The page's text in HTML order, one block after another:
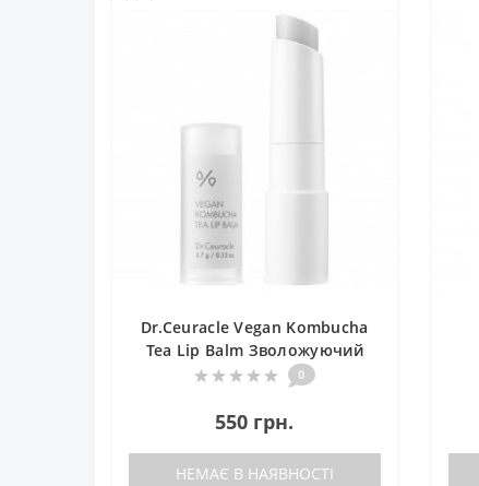
Dr.Ceuracle Vegan Kombucha
Tea Lip Balm Зволожуючий
бальзам для губ з
0
550 грн.
НЕМАЄ В НАЯВНОСТІ